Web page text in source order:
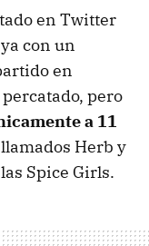
en Twitter
con un
en
pero
a 11
Herb y
Spice Girls.